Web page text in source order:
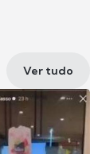
Ver tudo